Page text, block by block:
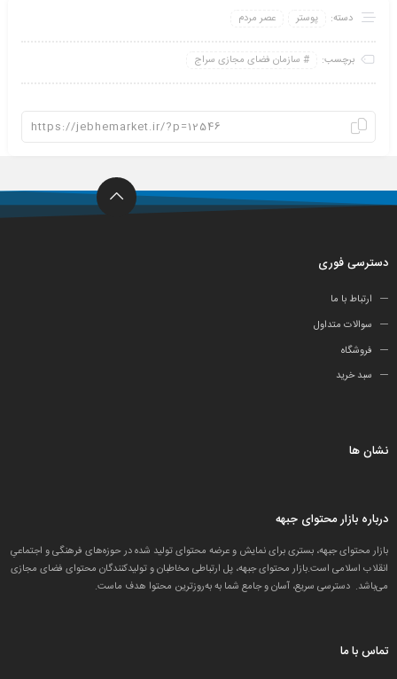
دسته: پوستر عصر مردم
برچسب: سازمان فضای مجازی سراج
دسترسی فوری
ارتباط با ما
سوالات متداول
فروشگاه
سبد خرید
نشان ها
درباره بازار محتوای جبهه
بازار محتوای جبهه، بستری برای نمایش و عرضه محتوای تولید شده در حوزه‌های فرهنگی و اجتماعیِ
انقلاب اسلامی است.بازار محتوای جبهه، پل ارتباطی مخاطبان و تولید‌کنندگان محتوای فضای مجازی
می‌باشد. دسترسی سریع، آسان و جامع شما به به‌روزترین محتوا هدف ماست.
تماس با ما